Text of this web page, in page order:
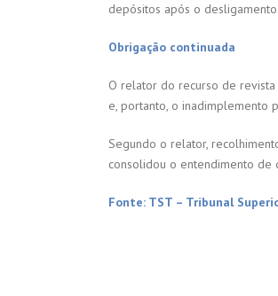
depósitos após o
Obrigação continuada
O relator do recurso de
e, portanto, o inadimplemento
Segundo o relator,
consolidou o entendimento de
Fonte: TST – Tribunal